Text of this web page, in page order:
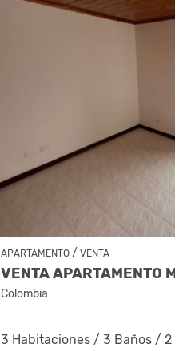
APARTAMENTO / VENTA
Colombia
3 Habitaciones / 3 Baños / 2